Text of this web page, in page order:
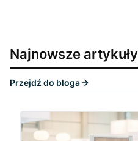
Najnowsze artykuły
Przejdź do bloga